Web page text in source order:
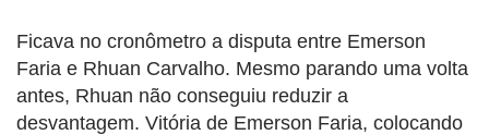
Ficava no cronômetro a disputa entre Emerson
Faria e Rhuan Carvalho. Mesmo parando uma volta
antes, Rhuan não conseguiu reduzir a
desvantagem. Vitória de Emerson Faria, colocando